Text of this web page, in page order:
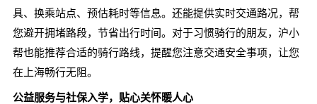
具、换乘站点、预估耗时等信息。还能提供实时交通路况，帮
您避开拥堵路段，节省出行时间。对于习惯骑行的朋友，沪小
帮也能推荐合适的骑行路线，提醒您注意交通安全事项，让您
在上海畅行无阻。
公益服务与社保入学，贴心关怀暖人心